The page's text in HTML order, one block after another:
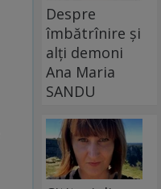
Despre
îmbătrînire și
alți demoni
Ana Maria
SANDU